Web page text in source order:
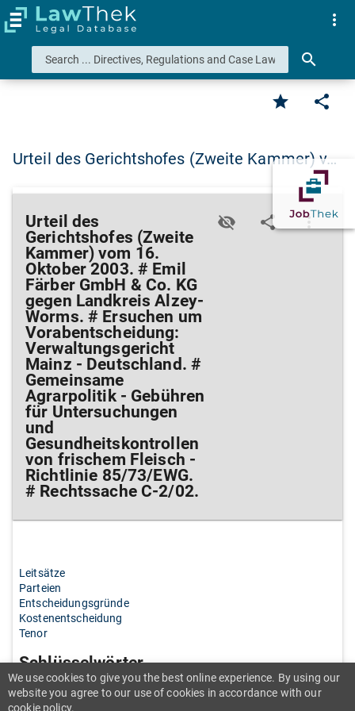
search
more_vert
star share
Urteil des Gerichtshofes (Zweite Kammer) v…
Urteil des
Gerichtshofes (Zweite
Kammer) vom 16.
Oktober 2003. # Emil
Färber GmbH & Co. KG
gegen Landkreis Alzey-
Worms. # Ersuchen um
Vorabentscheidung:
Verwaltungsgericht
Mainz - Deutschland. #
Gemeinsame
Agrarpolitik - Gebühren
für Untersuchungen
und
Gesundheitskontrollen
von frischem Fleisch -
Richtlinie 85/73/EWG.
# Rechtssache C-2/02.
visibility_off share more_vert
Leitsätze
Parteien
Entscheidungsgründe
Kostenentscheidung
Tenor
Schlüsselwörter
We use cookies to give you the best online experience. By using our
website you agree to our use of cookies in accordance with our
cookie policy.